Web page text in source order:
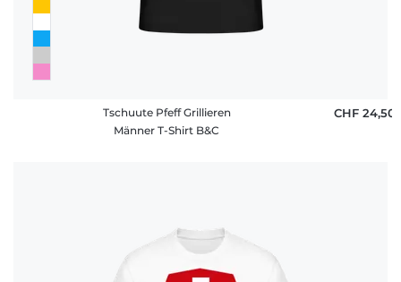
Tschuute Pfeff Grillieren
Männer T-Shirt B&C
CHF 24,50